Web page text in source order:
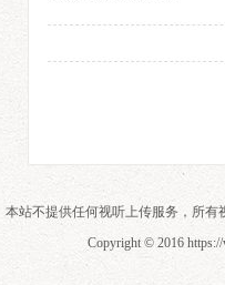
本站不提供任何视听上传服务，所
Copyright © 2016